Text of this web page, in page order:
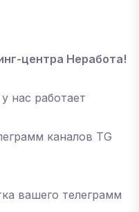
центра Неработа!
нас работает
каналов TG
вашего телеграмм